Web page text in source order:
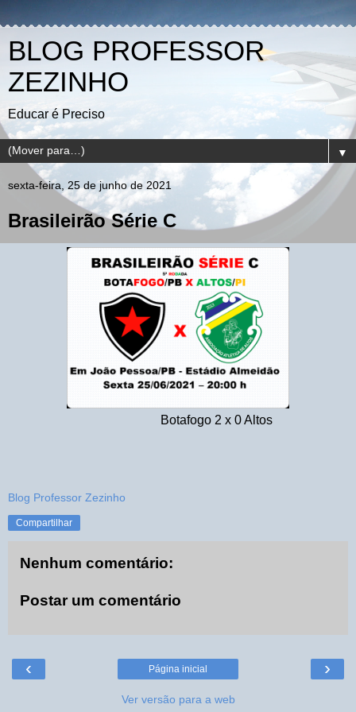
BLOG PROFESSOR
ZEZINHO
Educar é Preciso
▼
sexta-feira, 25 de junho de 2021
Brasileirão Série C
Botafogo 2 x 0 Altos
Blog Professor Zezinho
Compartilhar
Nenhum comentário:
Postar um comentário
‹ ›
Página inicial
Ver versão para a web